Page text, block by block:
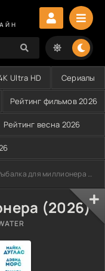
Ultra HD Сериалы
Рейтинг фильмов 2026
Рейтинг весна 2026
для миллионера (2026)
(2026)